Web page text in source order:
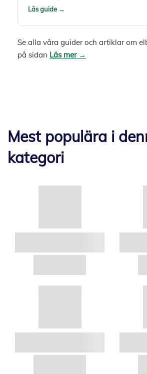
Läs guide →
Se alla våra guider och artiklar om
på sidan Läs mer →
Mest populära i
kategori